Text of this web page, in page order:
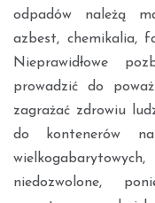
odpadów należą
azbest, chemikalia,
Nieprawidłowe
prowadzić do
zagrażać zdrowiu
do kontenerów
niedozwolone,